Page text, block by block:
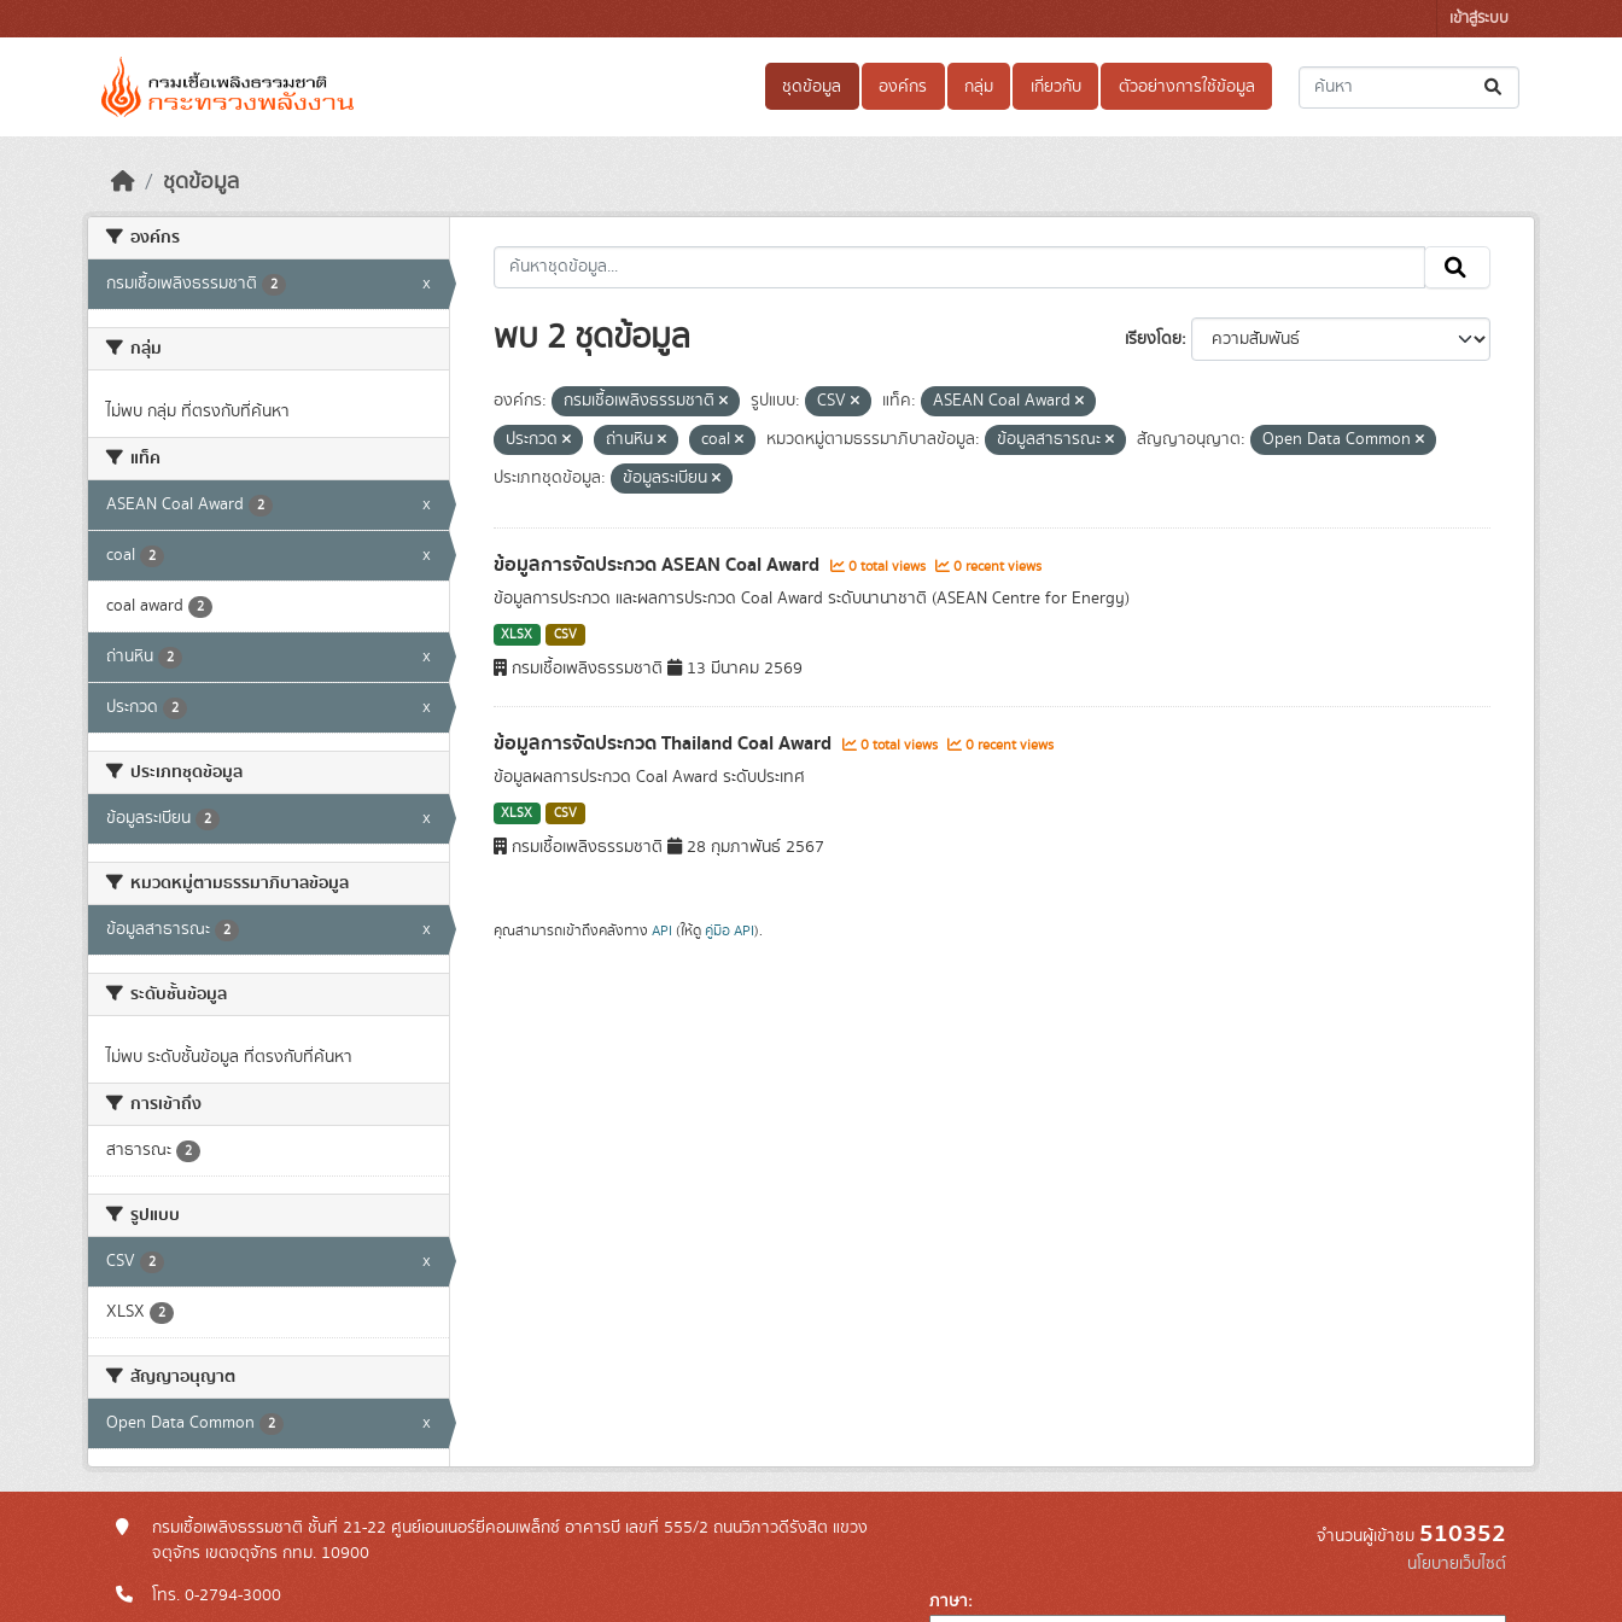
เข้าสู่ระบบ
ชุดข้อมูล องค์กร กลุ่ม เกี่ยวกับ ตัวอย่างการใช้ข้อมูล
ชุดข้อมูล
องค์กร
กรมเชื้อเพลิงธรรมชาติ 2 x
กลุ่ม
ไม่พบ กลุ่ม ที่ตรงกับที่ค้นหา
แท็ค
ASEAN Coal Award 2 x
coal 2 x
coal award 2
ถ่านหิน 2 x
ประกวด 2 x
ประเภทชุดข้อมูล
ข้อมูลระเบียน 2 x
หมวดหมู่ตามธรรมาภิบาลข้อมูล
ข้อมูลสาธารณะ 2 x
ระดับชั้นข้อมูล
ไม่พบ ระดับชั้นข้อมูล ที่ตรงกับที่ค้นหา
การเข้าถึง
สาธารณะ 2
รูปแบบ
CSV 2 x
XLSX 2
สัญญาอนุญาต
Open Data Common 2 x
เรียงโดย
พบ 2 ชุดข้อมูล
องค์กร: กรมเชื้อเพลิงธรรมชาติ รูปแบบ: CSV แท็ค:
ASEAN Coal Award
ประกวด
ถ่านหิน coal หมวดหมู่ตามธรรมาภิบาลข้อมูล: ข้อมูลสาธารณะ สัญญาอนุญาต:
Open Data Common
ประเภทชุดข้อมูล:
ข้อมูลระเบียน
ข้อมูลการจัดประกวด ASEAN Coal Award 0 total views 0 recent views
ข้อมูลการประกวด และผลการประกวด Coal Award ระดับนานาชาติ (ASEAN Centre for Energy)
XLSX CSV
กรมเชื้อเพลิงธรรมชาติ 13 มีนาคม 2569
ข้อมูลการจัดประกวด Thailand Coal Award 0 total views 0 recent views
ข้อมูลผลการประกวด Coal Award ระดับประเทศ
XLSX CSV
กรมเชื้อเพลิงธรรมชาติ 28 กุมภาพันธ์ 2567
คุณสามารถเข้าถึงคลังทาง API (ให้ดู คู่มือ API).
กรมเชื้อเพลิงธรรมชาติ ชั้นที่ 21-22 ศูนย์เอนเนอร์ยี่คอมเพล็กซ์ อาคารบี เลขที่ 555/2 ถนนวิภาวดีรังสิต แขวง
จตุจักร เขตจตุจักร กทม. 10900
โทร. 0-2794-3000
จำนวนผู้เข้าชม 510352
นโยบายเว็บไซต์
ภาษา